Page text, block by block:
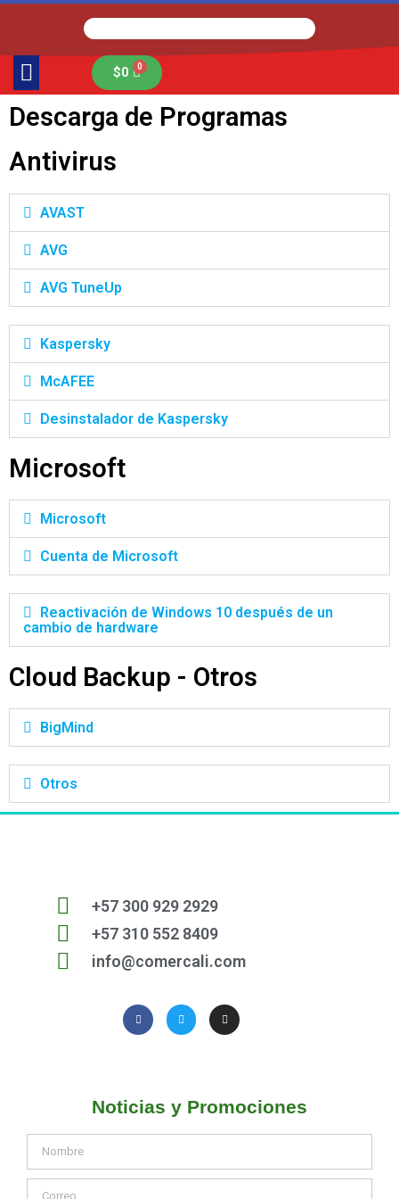
$0
Descarga de Programas
Antivirus
AVAST
AVG
AVG TuneUp
Kaspersky
McAFEE
Desinstalador de Kaspersky
Microsoft
Microsoft
Cuenta de Microsoft
Reactivación de Windows 10 después de un
cambio de hardware
Cloud Backup - Otros
BigMind
Otros
+57 300 929 2929
+57 310 552 8409
info@comercali.com
Noticias y Promociones